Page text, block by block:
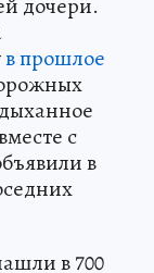
в прошлое
с
в
в 700